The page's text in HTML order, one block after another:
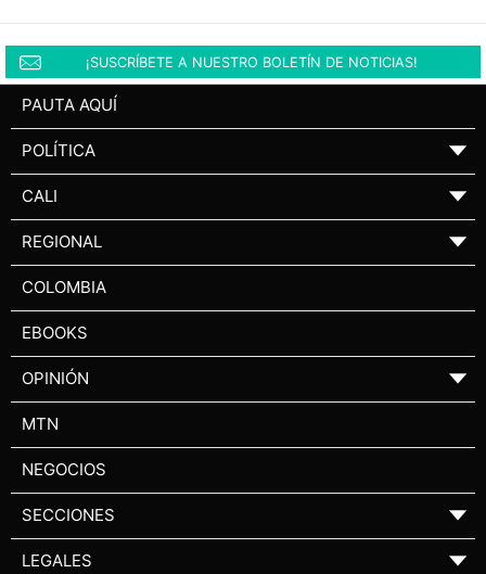
¡SUSCRÍBETE A NUESTRO BOLETÍN DE NOTICIAS!
PAUTA AQUÍ
POLÍTICA ▼
CALI ▼
REGIONAL ▼
COLOMBIA
EBOOKS
OPINIÓN ▼
MTN
NEGOCIOS
SECCIONES ▼
LEGALES ▼